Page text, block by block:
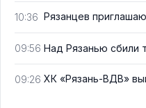
10:36 Рязанцев
09:56 Над Рязанью сбили
09:26 ХК «Рязань-ВДВ»